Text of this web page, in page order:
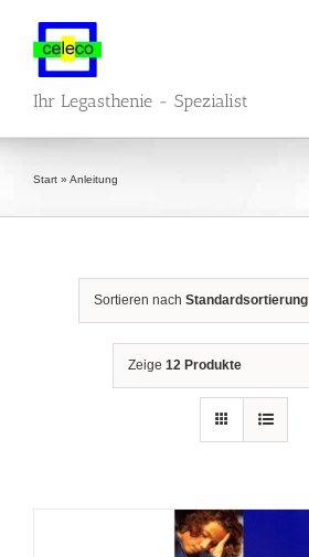
springen
Ihr Legasthenie - Spezialist
Start » Anleitung
Sortieren nach Standardsortierung
Zeige 12 Produkte